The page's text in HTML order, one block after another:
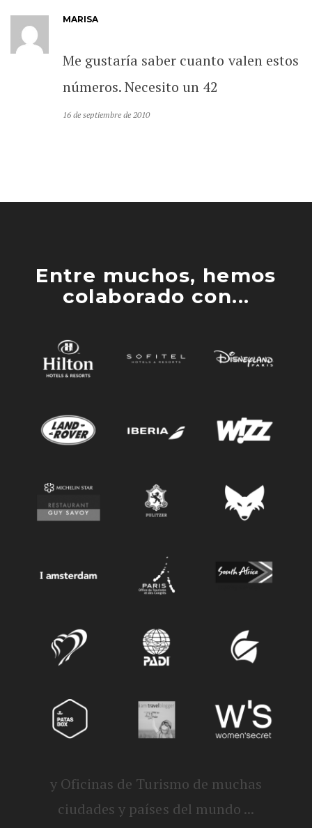
MARISA
Me gustaría saber cuanto valen estos
números. Necesito un 42
16 de septiembre de 2010
Entre muchos, hemos
colaborado con...
y Oficinas de Turismo de muchas
ciudades y países del mundo ...